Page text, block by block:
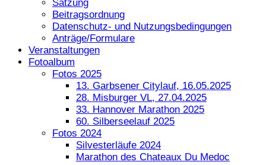
Satzung
Beitragsordnung
Datenschutz- und Nutzungsbedingungen
Anträge/Formulare
Veranstaltungen
Fotoalbum
Fotos 2025
13. Garbsener Citylauf, 16.05.2025
28. Misburger VL, 27.04.2025
33. Hannover Marathon 2025
60. Silberseelauf 2025
Fotos 2024
Silvesterläufe 2024
Marathon des Chateaux Du Medoc